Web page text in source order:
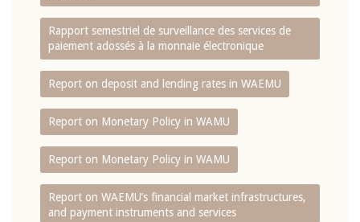
Rapport semestriel de surveillance des services de
paiement adossés à la monnaie électronique
Report on deposit and lending rates in WAEMU
Report on Monetary Policy in WAMU
Report on Monetary Policy in WAMU
Report on WAEMU’s financial market infrastructures,
and payment instruments and services